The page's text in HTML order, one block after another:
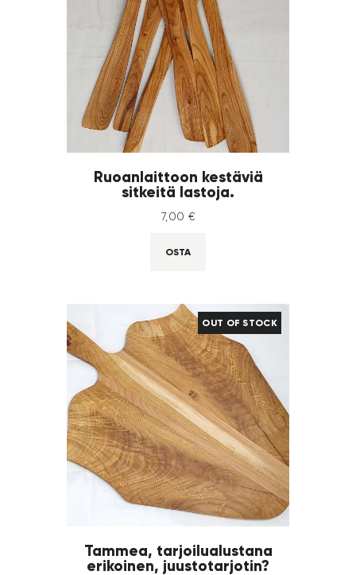
Ruoanlaittoon kestäviä
sitkeitä lastoja.
7, 00 €
OSTA
OUT OF STOCK
Tammea, tarjoilualustana
erikoinen, juustotarjotin?